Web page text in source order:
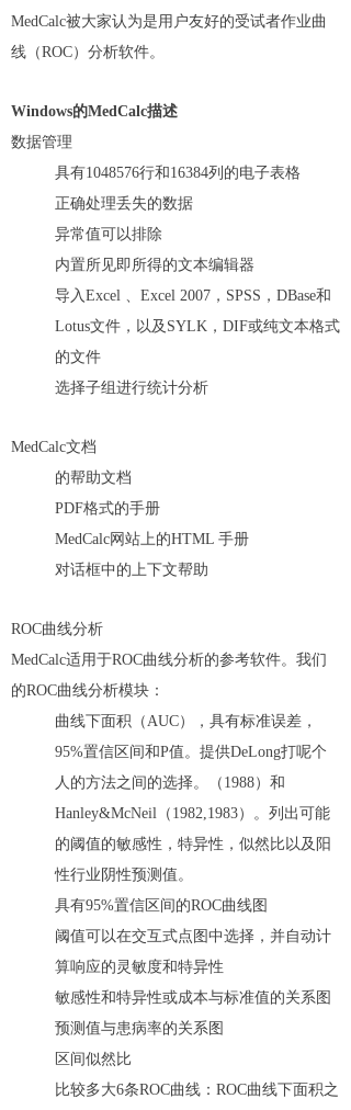
MedCalc被大家认为是用户友好的受试者作业曲
线（ROC）分析软件。
Windows的MedCalc描述
数据管理
具有1048576行和16384列的电子表格
正确处理丢失的数据
异常值可以排除
内置所见即所得的文本编辑器
导入Excel 、Excel 2007，SPSS，DBase和
Lotus文件，以及SYLK，DIF或纯文本格式
的文件
选择子组进行统计分析
MedCalc文档
的帮助文档
PDF格式的手册
MedCalc网站上的HTML 手册
对话框中的上下文帮助
ROC曲线分析
MedCalc适用于ROC曲线分析的参考软件。我们
的ROC曲线分析模块：
曲线下面积（AUC），具有标准误差，
95%置信区间和P值。提供DeLong打呢个
人的方法之间的选择。（1988）和
Hanley&McNeil（1982,1983）。列出可能
的阈值的敏感性，特异性，似然比以及阳
性行业阴性预测值。
具有95%置信区间的ROC曲线图
阈值可以在交互式点图中选择，并自动计
算响应的灵敏度和特异性
敏感性和特异性或成本与标准值的关系图
预测值与患病率的关系图
区间似然比
比较多大6条ROC曲线：ROC曲线下面积之